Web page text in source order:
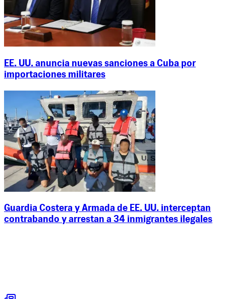
EE. UU. anuncia nuevas sanciones a Cuba por
importaciones militares
Guardia Costera y Armada de EE. UU. interceptan
contrabando y arrestan a 34 inmigrantes ilegales